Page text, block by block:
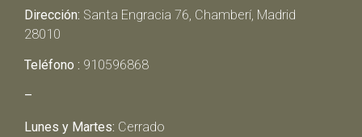
Dirección: Santa Engracia 76, Chamberí, Madrid
28010
Teléfono : 910596868
–
Lunes y Martes: Cerrado